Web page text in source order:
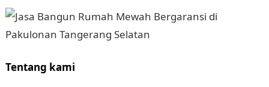
Tentang kami